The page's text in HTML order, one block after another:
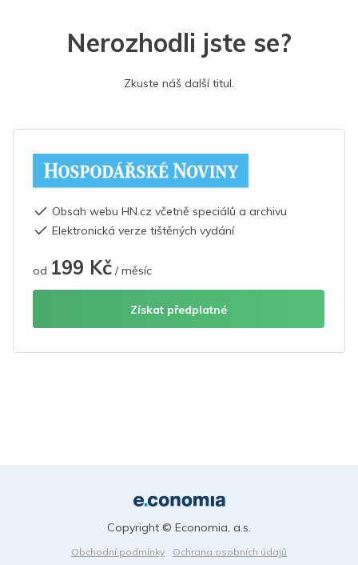
Nerozhodli jste se?
Zkuste náš další titul.
Obsah webu HN.cz včetně speciálů a archivu
Elektronická verze tištěných vydání
od 199 Kč / měsíc
Získat předplatné
Obchodní podmínky
Ochrana osobních údajů
Copyright © Economia, a.s.